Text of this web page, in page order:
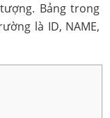
Bảng trong
là ID, NAME,